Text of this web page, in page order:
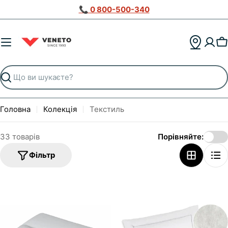
до
📞 0 800-500-340
Пошук
Головна Колекція Текстиль
33 товарів
Фільтр
Порівняйте: